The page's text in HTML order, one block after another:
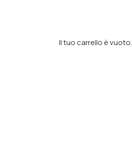
Il tuo carrello è vuoto.